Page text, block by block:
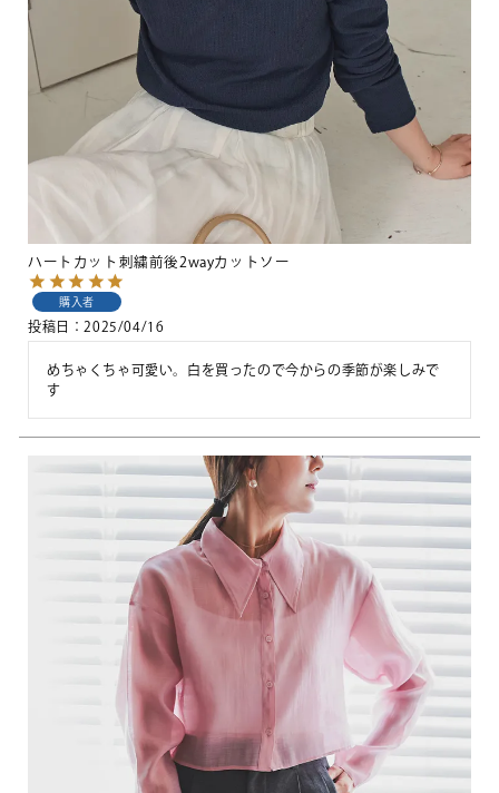
ハートカット刺繍前後2wayカットソー
購入者
投稿日 2025/04/16
めちゃくちゃ可愛い。白を買ったので今からの季節が楽しみで
す